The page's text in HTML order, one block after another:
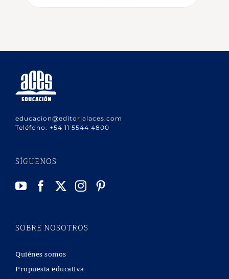
educacion@editorialaces.com
Teléfono: +54 11 5544 4800
SÍGUENOS
SOBRE NOSOTROS
Quiénes somos
Propuesta educativa